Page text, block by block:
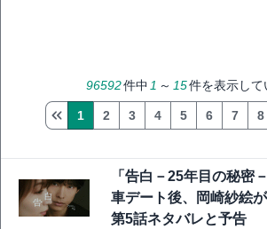
96592件中 1 ～ 15件を表示して
1 2 3 4 5 6 7 8
「告白－25年目の秘密
車デート後、岡崎紗絵
第5話ネタバレと予告